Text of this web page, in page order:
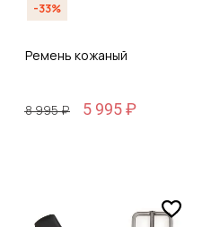
-33%
Ремень кожаный
8 995 ₽ 5 995 ₽